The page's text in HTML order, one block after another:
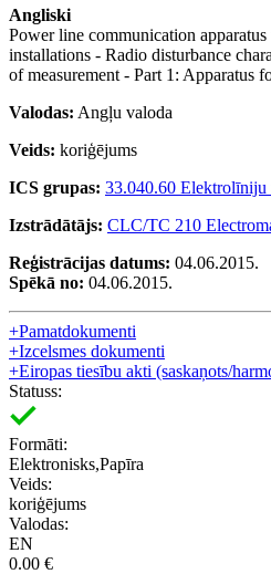
Angliski
Power line communication
installations - Radio disturbance
of measurement - Part 1: Apparatus
Valodas: Angļu valoda
Veids: koriģējums
ICS grupas: 33.040.60 Elektrolīniju
Izstrādātājs: CLC/TC 210
Reģistrācijas datums: 04.06.2015.
Spēkā no: 04.06.2015.
+Pamatdokumenti
+Izcelsmes dokumenti
+Eiropas tiesību akti (saskaņots/
Statuss:
Formāti:
Elektronisks,Papīra
Veids:
koriģējums
Valodas:
EN
0.00 €